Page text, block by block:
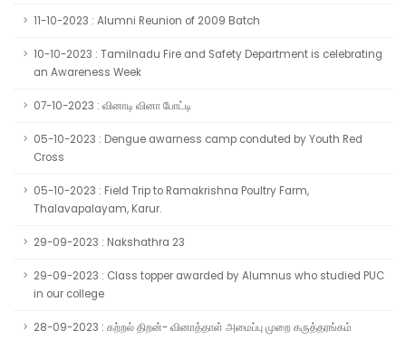
11-10-2023 : Alumni Reunion of 2009 Batch
10-10-2023 : Tamilnadu Fire and Safety Department is celebrating
an Awareness Week
07-10-2023 : வினாடி வினா போட்டி
05-10-2023 : Dengue awarness camp conduted by Youth Red
Cross
05-10-2023 : Field Trip to Ramakrishna Poultry Farm,
Thalavapalayam, Karur.
29-09-2023 : Nakshathra 23
29-09-2023 : Class topper awarded by Alumnus who studied PUC
in our college
28-09-2023 : கற்றல் திறன்- வினாத்தாள் அமைப்பு முறை கருத்தரங்கம்